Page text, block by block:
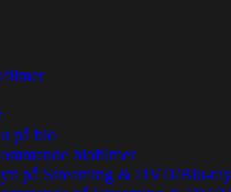
på bio
biofilmer
på Streaming & DVD/Blu-ray